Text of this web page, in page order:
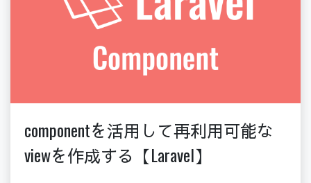
componentを活用して再利用可能な
viewを作成する【Laravel】